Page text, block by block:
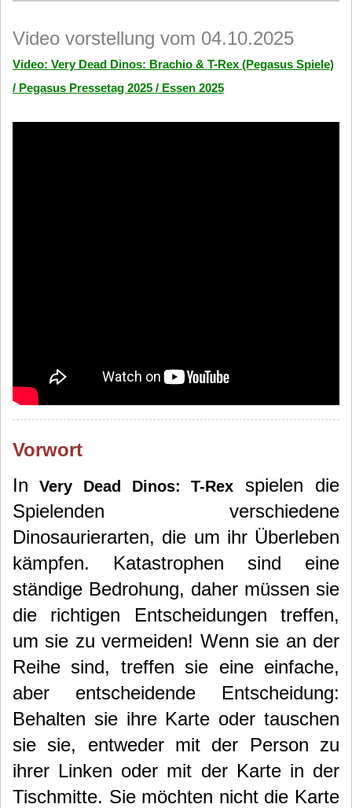
Video vorstellung vom 04.10.2025
Video: Very Dead Dinos: Brachio & T-Rex (Pegasus Spiele)
/ Pegasus Pressetag 2025 / Essen 2025
Vorwort
In Very Dead Dinos: T-Rex
spielen die
Spielenden verschiedene
Dinosaurierarten, die um ihr Überleben
kämpfen. Katastrophen sind eine
ständige Bedrohung, daher müssen sie
die richtigen Entscheidungen treffen,
um sie zu vermeiden! Wenn sie an der
Reihe sind, treffen sie eine einfache,
aber entscheidende Entscheidung:
Behalten sie ihre Karte oder tauschen
sie sie, entweder mit der Person zu
ihrer Linken oder mit der Karte in der
Tischmitte. Sie möchten nicht die Karte